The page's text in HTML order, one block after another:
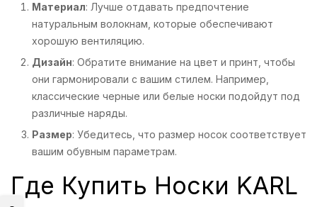
Материал: Лучше отдавать предпочтение
натуральным волокнам, которые обеспечивают
хорошую вентиляцию.
Дизайн: Обратите внимание на цвет и принт, чтобы
они гармонировали с вашим стилем. Например,
классические черные или белые носки подойдут под
различные наряды.
Размер: Убедитесь, что размер носок соответствует
вашим обувным параметрам.
Где Купить Носки KARL